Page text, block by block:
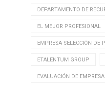
DEPARTAMENTO DE
EL MEJOR PROFESIONAL
EMPRESA SELECCIÓN DE
ETALENTUM GROUP
EVALUACIÓN DE